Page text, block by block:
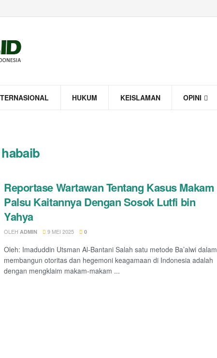
HUKUM KEISLAMAN OPINI
Reportase Wartawan Tentang Kasus Makam
Palsu Kaitannya Dengan Sosok Lutfi bin
Yahya
OLEH ADMIN 9 MEI 2025 0
Oleh: Imaduddin Utsman Al-Bantani Salah satu metode Ba’alwi dalam
membangun otoritas dan hegemoni keagamaan di Indonesia adalah
dengan mengklaim makam-makam ...